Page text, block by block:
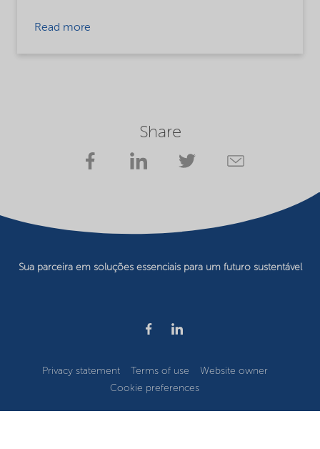
Read more
Share
Sua parceira em soluções essenciais para um futuro sustentável
Privacy statement Terms of use
Website owner
Cookie preferences